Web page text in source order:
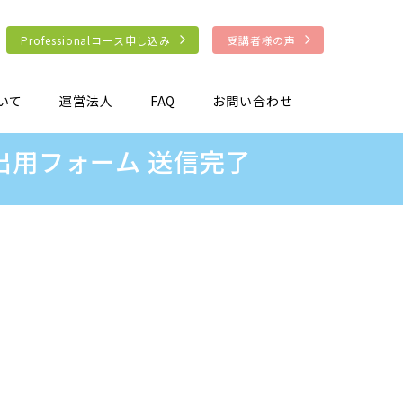
Professionalコース申し込み 受講者様の声
て 運営法人 FAQ お問い合わせ
フォーム 送信完了